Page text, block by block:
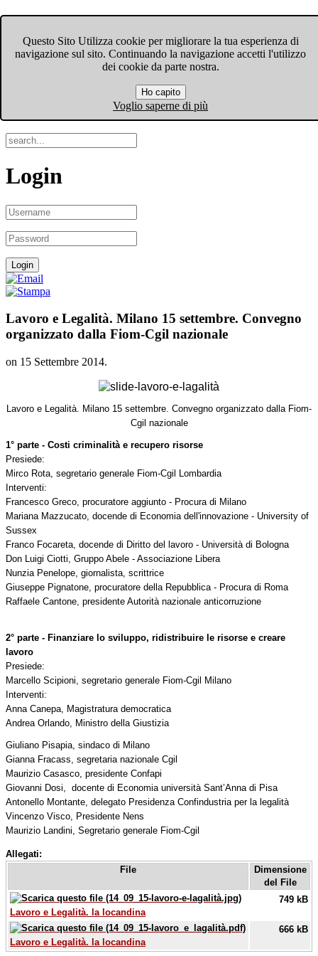
Questo Sito Utilizza cookie per migliorare la tua esperienza di
navigazione sul sito. Continuando la navigazione accetti l'utilizzo
dei cookie da parte nostra.
Ho capito
Voglio saperne di più
Menu
Login
Lavoro e Legalità. Milano 15 settembre. Convegno
organizzato dalla Fiom-Cgil nazionale
on 15 Settembre 2014.
Lavoro e Legalità. Milano 15 settembre. Convegno organizzato dalla Fiom-
Cgil nazionale
1° parte - Costi criminalità e recupero risorse
Presiede:
Mirco Rota, segretario generale Fiom-Cgil Lombardia
Interventi:
Francesco Greco, procuratore aggiunto - Procura di Milano
Mariana Mazzucato, docende di Economia dell'innovazione - University of
Sussex
Franco Focareta, docende di Diritto del lavoro - Università di Bologna
Don Luigi Ciotti, Gruppo Abele - Associazione Libera
Nunzia Penelope, giornalista, scrittrice
Giuseppe Pignatone, procuratore della Repubblica - Procura di Roma
Raffaele Cantone, presidente Autorità nazionale anticorruzione
2° parte - Finanziare lo sviluppo, ridistribuire le risorse e creare
lavoro
Presiede:
Marcello Scipioni, segretario generale Fiom-Cgil Milano
Interventi:
Anna Canepa, Magistratura democratica
Andrea Orlando, Ministro della Giustizia
Giuliano Pisapia, sindaco di Milano
Gianna Fracass, segretaria nazionale Cgil
Maurizio Casasco, presidente Confapi
Giovanni Dosi, docente di Economia università Sant’Anna di Pisa
Antonello Montante, delegato Presidenza Confindustria per la legalità
Vincenzo Visco, Presidente Nens
Maurizio Landini, Segretario generale Fiom-Cgil
Allegati:
File
Dimensione
del File
Lavoro e Legalità. la locandina
749 kB
Lavoro e Legalità. la locandina
666 kB